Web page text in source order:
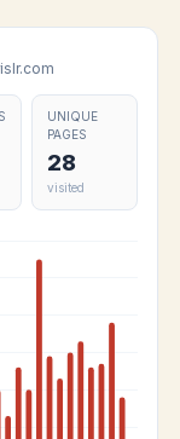
UNIQUE
PAGES
28
visited